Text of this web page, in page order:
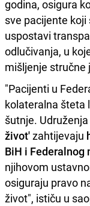
godina, osigura
sve pacijente
uspostavi
odlučivanja, u
mišljenje stručne
"Pacijenti u
kolateralna šteta
šutnje.
život'zahtijevaju
BiH i
njihovom
osiguraju pravo
život", ističu u